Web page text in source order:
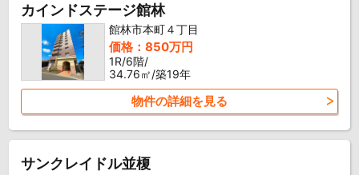
カインドステージ館林
館林市本町４丁目
価格：850万円
1R/6階/
34.76㎡/築19年
物件の詳細を見る
サンクレイドル並榎